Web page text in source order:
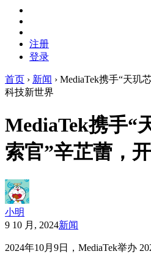
注册
登录
首页 › 新闻 › MediaTek携手“天玑
科技新世界
MediaTek携手“
索官”辛芷蕾，
小明
9 10 月, 2024新闻
2024年10月9日，MediaTek举办